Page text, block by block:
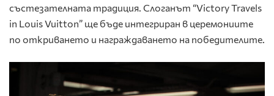
състезателната традиция. Слоганът “Victory Travels
in Louis Vuitton” ще бъде интегриран в церемониите
по откриването и награждаването на победителите.